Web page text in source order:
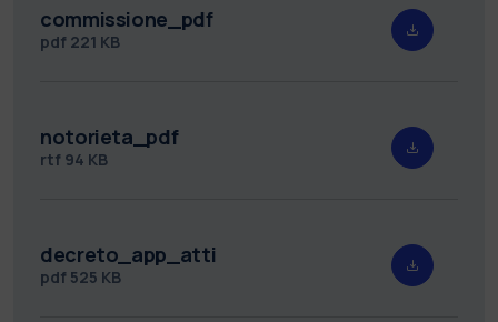
commissione_pdf
pdf 221 KB
notorieta_pdf
rtf 94 KB
decreto_app_atti
pdf 525 KB